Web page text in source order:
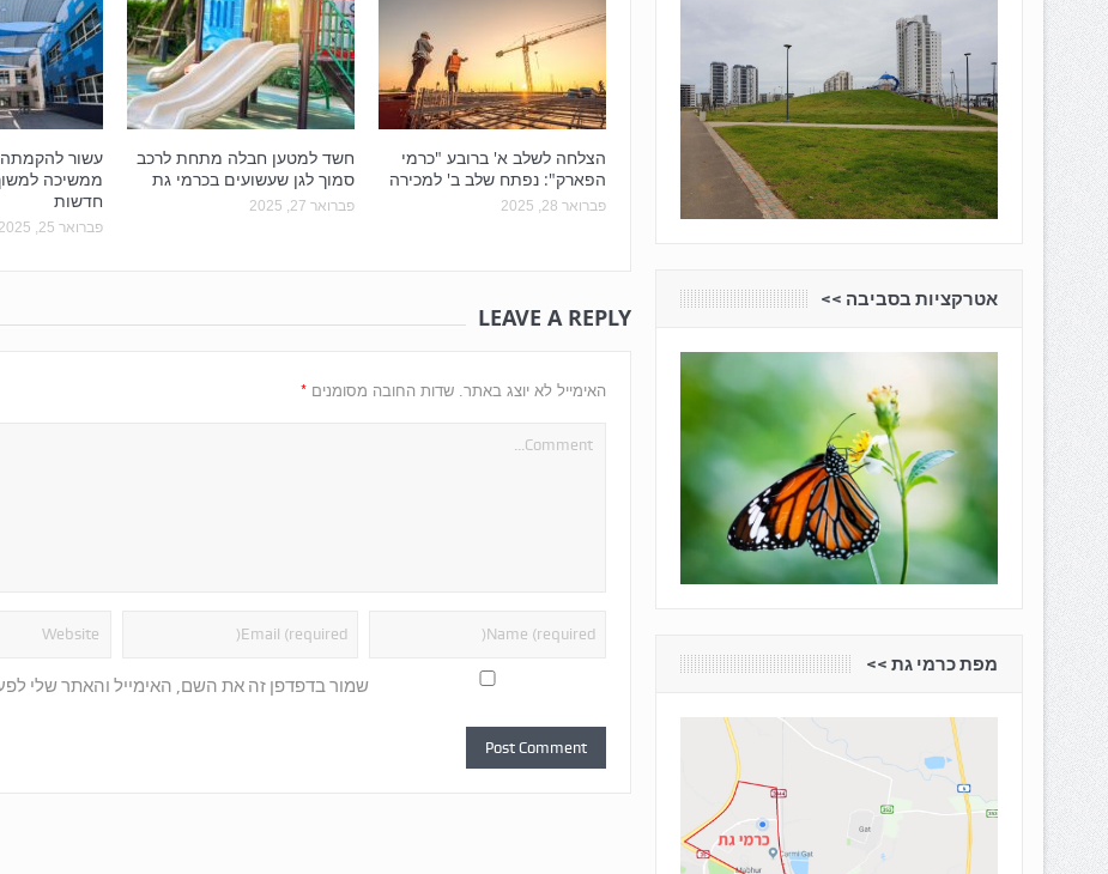
הצלחה לשלב א' ברובע "כרמי
הפארק": נפתח שלב ב' למכירה
פברואר 28, 2025
חשד למטען חבלה מתחת לרכב
סמוך לגן שעשועים בכרמי גת
פברואר 27, 2025
עשור
ממשיכה
חדשות
פברואר 25, 2025
LEAVE A REPLY
האימייל לא יוצג באתר. שדות החובה מסומנים*
שמור בדפדפן זה את השם, האימייל והאתר שלי
אטרקציות בסביבה <<
מפת כרמי גת <<